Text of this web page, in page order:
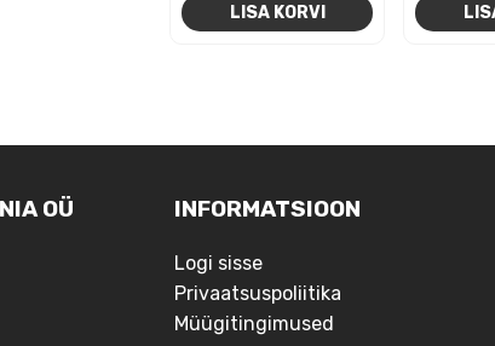
LISA KORVI
OÜ INFORMATSIOON
Logi sisse
Privaatsuspoliitika
Müügitingimused